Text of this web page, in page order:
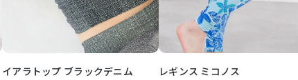
イアラトップ ブラックデニム
レギンス ミコノス